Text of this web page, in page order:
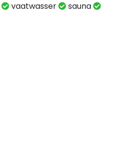
vaatwasser
sauna